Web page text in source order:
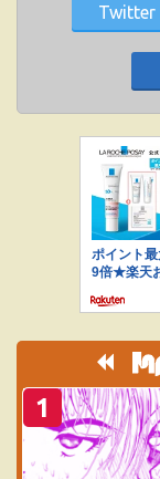
Twitter
1